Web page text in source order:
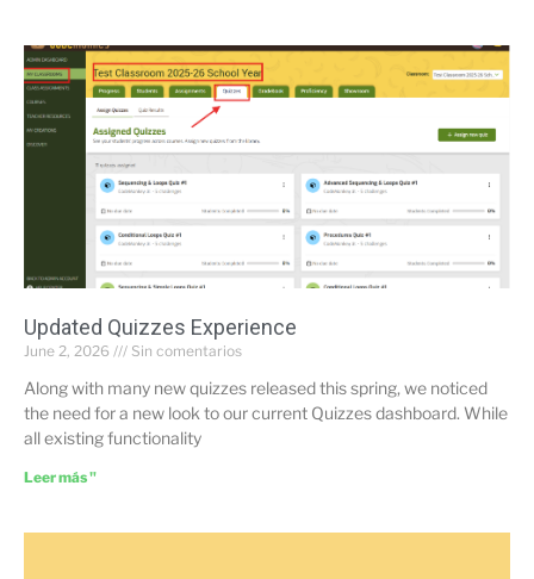
Updated Quizzes Experience
June 2, 2026 Sin comentarios
Along with many new quizzes released this spring, we noticed
the need for a new look to our current Quizzes dashboard. While
all existing functionality
Leer más "